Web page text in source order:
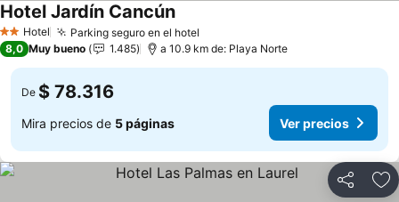
2 Estrellas
Hotel Parking seguro en el hotel
Hotel Jardín CancúnVer precios
8,0 Muy bueno 1.485 a 10.9 km de: Playa Norte
De $ 78.316
Mira precios de 5 páginas Ver precios
Compartir